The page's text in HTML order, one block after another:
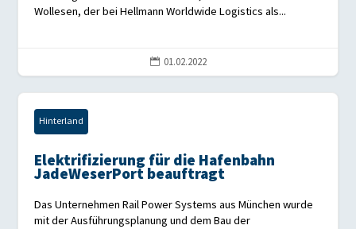
Wollesen, der bei Hellmann Worldwide Logistics als...
 01.02.2022
Hinterland
Elektrifizierung für die Hafenbahn
JadeWeserPort beauftragt
Das Unternehmen Rail Power Systems aus München wurde
mit der Ausführungsplanung und dem Bau der